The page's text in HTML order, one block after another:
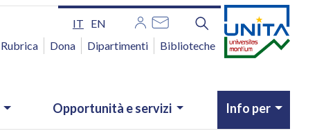
IT EN
Rubrica Dona Dipartimenti Biblioteche
Opportunità e servizi Info per